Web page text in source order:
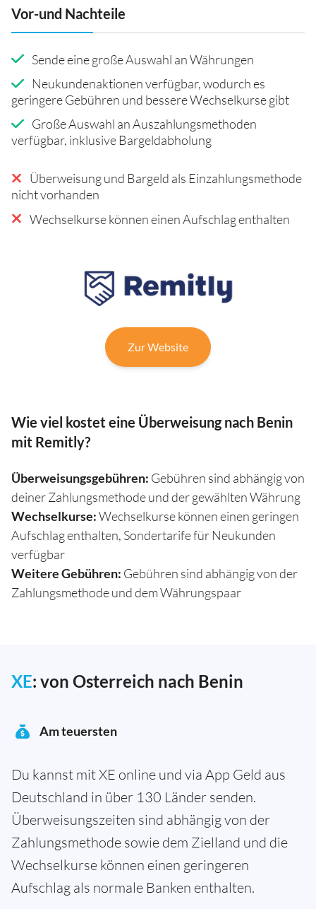
Vor-und Nachteile
Sende eine große Auswahl an Währungen
Neukundenaktionen verfügbar, wodurch es
geringere Gebühren und bessere Wechselkurse gibt
Große Auswahl an Auszahlungsmethoden
verfügbar, inklusive Bargeldabholung
Überweisung und Bargeld als Einzahlungsmethode
nicht vorhanden
Wechselkurse können einen Aufschlag enthalten
Zur Website
Wie viel kostet eine Überweisung nach Benin
mit Remitly?
Überweisungsgebühren: Gebühren sind abhängig von
deiner Zahlungsmethode und der gewählten Währung
Wechselkurse:Wechselkurse können einen geringen
Aufschlag enthalten, Sondertarife für Neukunden
verfügbar
Weitere Gebühren: Gebühren sind abhängig von der
Zahlungsmethode und dem Währungspaar
XE: von Osterreich nach Benin
Am teuersten
Du kannst mit XE online und via App Geld aus
Deutschland in über 130 Länder senden.
Überweisungszeiten sind abhängig von der
Zahlungsmethode sowie dem Zielland und die
Wechselkurse können einen geringeren
Aufschlag als normale Banken enthalten.